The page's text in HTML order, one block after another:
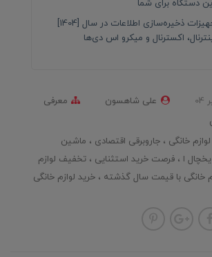
دستگاه برای شما
بهترین تجهیزات ذخیره‌سازی اطلاعات در سال [1404]
اکسترنال و میکرو اس دی‌ها
علی شاهسون
معرفی
خانگی
جاروبرقی اقتصادی
ماشین
یخچال ا فرصت خرید استثنایی
تخفیف لوازم
خانگی با قیمت سال گذشته خرید لوازم خانگی